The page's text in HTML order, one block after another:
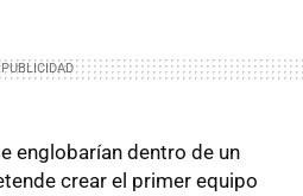
englobarían dentro de un
crear el primer equipo